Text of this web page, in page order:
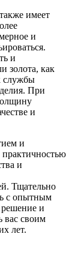
имеет
и
и
золота, как
службы
При
и
и
практичностью
и
Тщательно
с опытным
и
вас своим
лет.